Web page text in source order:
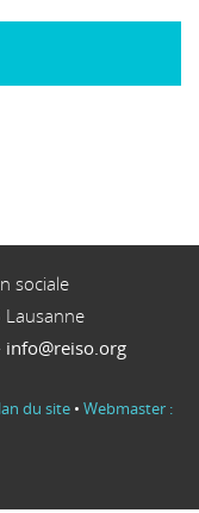
sociale
Lausanne
info@reiso.org
du site • Webmaster :